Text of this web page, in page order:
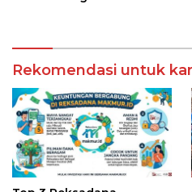
Rekomendasi untuk